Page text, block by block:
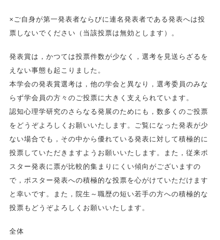
×ご自身が第一発表者ならびに連名発表者である発表へは投
票しないでください（当該投票は無効とします）。
発表賞は，かつては投票件数が少なく，選考を見送らざるを
えない事態も起こりました。
本学会の発表賞選考は，他の学会と異なり，選考委員のみな
らず学会員の方々のご投票に大きく支えられています。
認知心理学研究のさらなる発展のためにも，数多くのご投票
をどうぞよろしくお願いいたします。ご覧になった発表が少
ない場合でも，その中から優れている発表に対して積極的に
投票していただきますようお願いいたします。また，従来ポ
スター発表に票が比較的集まりにくい傾向がございますの
で，ポスター発表への積極的な投票を心がけていただけます
と幸いです。また，院生～職歴の短い若手の方への積極的な
投票もどうぞよろしくお願いいたします。
全体